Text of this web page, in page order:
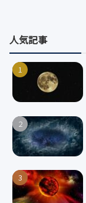
人気記事